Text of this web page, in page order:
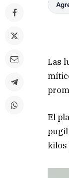
Las
El
kilos